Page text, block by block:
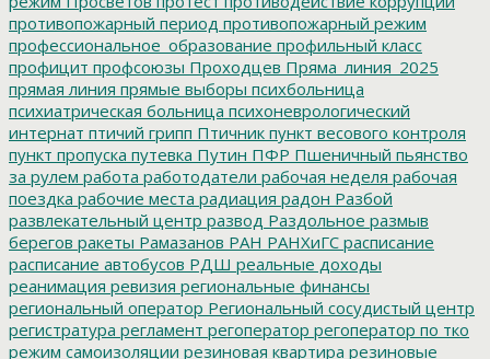
противопожарный период противопожарный режим
профессиональное_образование профильный класс
профицит профсоюзы Проходцев Пряма_линия_2025
прямая линия прямые выборы психбольница
психиатрическая больница психоневрологический
интернат птичий грипп Птичник пункт весового контроля
пункт пропуска путевка Путин ПФР Пшеничный пьянство
за рулем работа работодатели рабочая неделя рабочая
поездка рабочие места радиация радон Разбой
развлекательный центр развод Раздольное размыв
берегов ракеты Рамазанов РАН РАНХиГС расписание
расписание автобусов РДШ реальные доходы
реанимация ревизия региональные финансы
региональный оператор Региональный сосудистый центр
регистратура регламент регоператор регоператор по тко
режим самоизоляции резиновая квартира резиновые